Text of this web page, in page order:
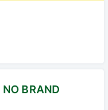
NO BRAND